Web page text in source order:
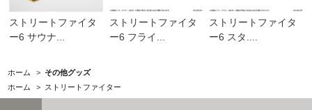
ストリートファイタ
ー6 サウナ...
ストリートファイタ
ー6 フライ...
ストリートファイタ
ー6 スタ....
ホーム > その他グッズ
ホーム
> ストリートファイター